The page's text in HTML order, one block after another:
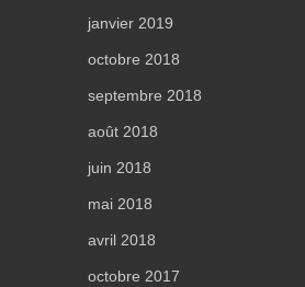
janvier 2019
octobre 2018
septembre 2018
août 2018
juin 2018
mai 2018
avril 2018
octobre 2017